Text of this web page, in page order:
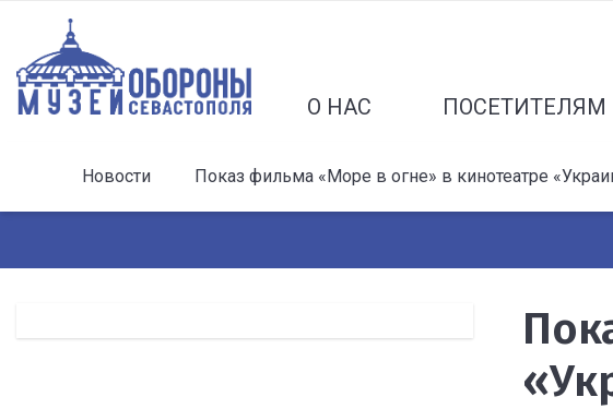
О НАС ПОСЕТИТЕЛЯМ
Новости Показ фильма «Море в огне» в кинотеатре